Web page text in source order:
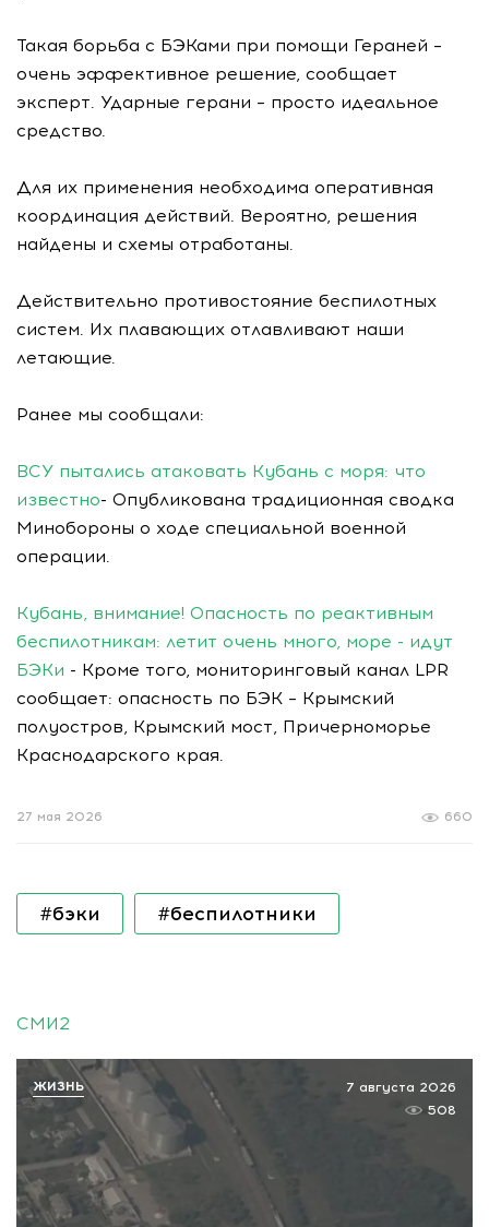
Такая борьба с БЭКами при помощи Гераней –
очень эффективное решение, сообщает
эксперт. Ударные герани – просто идеальное
средство.
Для их применения необходима оперативная
координация действий. Вероятно, решения
найдены и схемы отработаны.
Действительно противостояние беспилотных
систем. Их плавающих отлавливают наши
летающие.
Ранее мы сообщали:
ВСУ пытались атаковать Кубань с моря: что
известно- Опубликована традиционная сводка
Минобороны о ходе специальной военной
операции.
Кубань, внимание! Опасность по реактивным
беспилотникам: летит очень много, море - идут
БЭКи - Кроме того, мониторинговый канал LPR
сообщает: опасность по БЭК – Крымский
полуостров, Крымский мост, Причерноморье
Краснодарского края.
660
27 мая 2026
#бэки #беспилотники
СМИ2
7 августа 2026
508
ЖИЗНЬ